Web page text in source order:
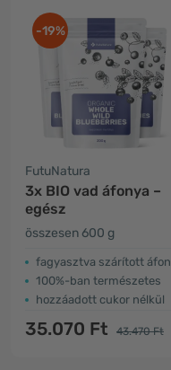
-19%
FutuNatura
3x BIO vad áfonya –
egész
összesen 600 g
fagyasztva szárított áfonya
100%-ban természetes
hozzáadott cukor nélkül
35.070 Ft 43.470 Ft